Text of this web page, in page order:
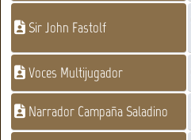
Sir John Fastolf
Voces Multijugador
Narrador Campaña Saladino